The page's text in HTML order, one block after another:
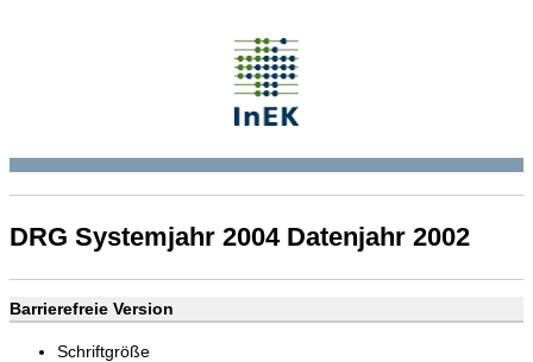
DRG Systemjahr 2004 Datenjahr 2002
Barrierefreie Version
Schriftgröße